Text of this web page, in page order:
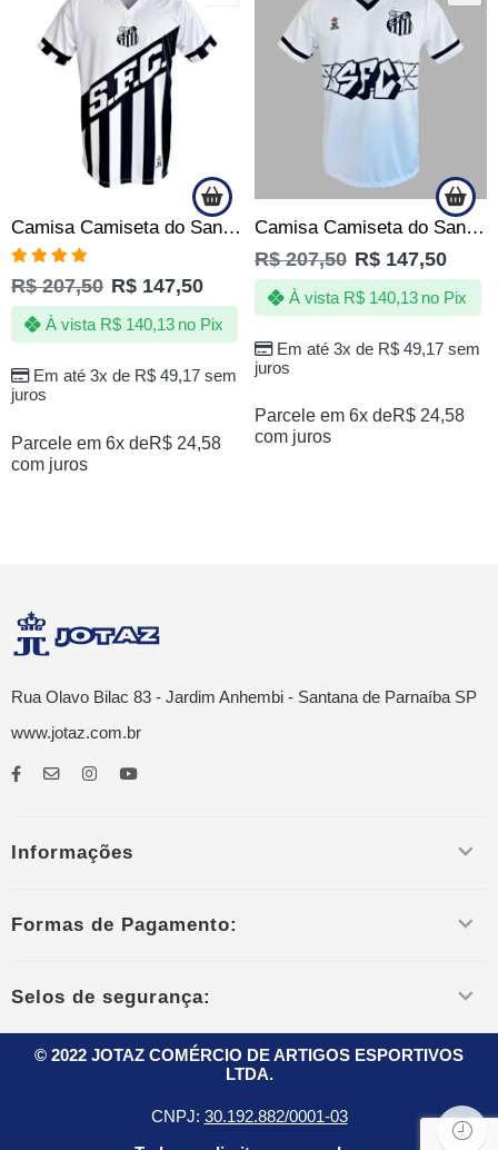
Camisa Camiseta do Santos – O Escudo Que Impõe Respeito – Oficial
Avaliação
4.80de 5
R$207,50 R$ 147,50
Em até 3x de R$49,17sem
juros
À vista R$140,13 no Pix
Parcele em 6x deR$ 24,58
com juros
Camisa Camiseta do Santos – O Revide – Produto Oficial
R$207,50 R$ 147,50
Em até 3x de R$49,17sem
juros
À vista R$140,13 no Pix
Parcele em 6x deR$ 24,58
com juros
Rua Olavo Bilac 83 - Jardim Anhembi - Santana de Parnaíba SP
www.jotaz.com.br
Informações
Formas de Pagamento:
Selos de segurança:
© 2022 JOTAZ COMÉRCIO DE ARTIGOS ESPORTIVOS
LTDA.
CNPJ: 30.192.882/0001-03